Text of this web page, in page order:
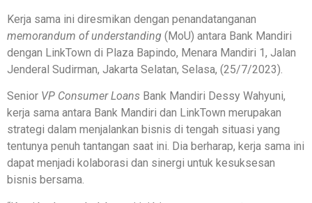
Kerja sama ini diresmikan dengan penandatanganan
memorandum of understanding (MoU) antara Bank Mandiri
dengan LinkTown di Plaza Bapindo, Menara Mandiri 1, Jalan
Jenderal Sudirman, Jakarta Selatan, Selasa, (25/7/2023).
Senior VP Consumer Loans Bank Mandiri Dessy Wahyuni,
kerja sama antara Bank Mandiri dan LinkTown merupakan
strategi dalam menjalankan bisnis di tengah situasi yang
tentunya penuh tantangan saat ini. Dia berharap, kerja sama ini
dapat menjadi kolaborasi dan sinergi untuk kesuksesan
bisnis bersama.